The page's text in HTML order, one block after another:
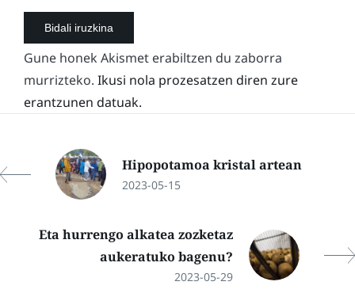
Gune honek Akismet erabiltzen du zaborra
murrizteko. Ikusi nola prozesatzen diren zure
erantzunen datuak.
Hipopotamoa kristal artean
2023-05-15
Eta hurrengo alkatea zozketaz
aukeratuko bagenu?
2023-05-29